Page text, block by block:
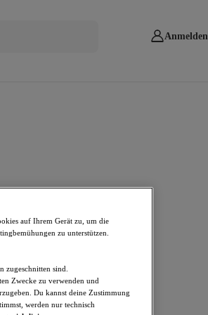
Anmelden
auf Ihrem Gerät zu, um die
zu unterstützen.
zugeschnitten sind.
Zwecke zu verwenden und
Du kannst deine Zustimmung
werden nur technisch